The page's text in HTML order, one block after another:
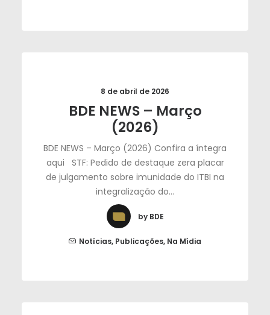
8 de abril de 2026
BDE NEWS – Março
(2026)
BDE NEWS – Março (2026) Confira a íntegra
aqui STF: Pedido de destaque zera placar
de julgamento sobre imunidade do ITBI na
integralização do…
by BDE
Notícias, Publicações, Na Mídia